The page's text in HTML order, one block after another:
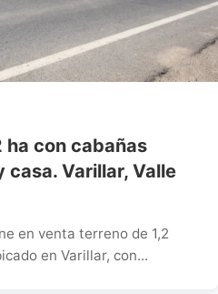
ha con cabañas
Varillar, Valle
en venta terreno de 1,2
en Varillar, con...